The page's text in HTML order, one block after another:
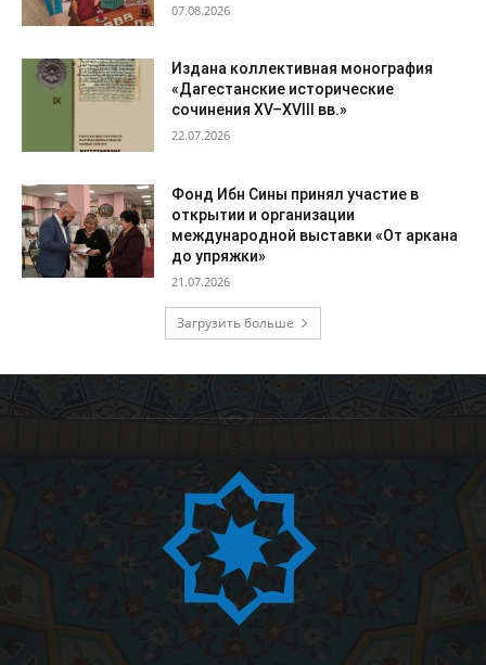
07.08.2026
Издана коллективная монография
«Дагестанские исторические
сочинения XV–XVIII вв.»
22.07.2026
Фонд Ибн Сины принял участие в
открытии и организации
международной выставки «От аркана
до упряжки»
21.07.2026
Загрузить больше